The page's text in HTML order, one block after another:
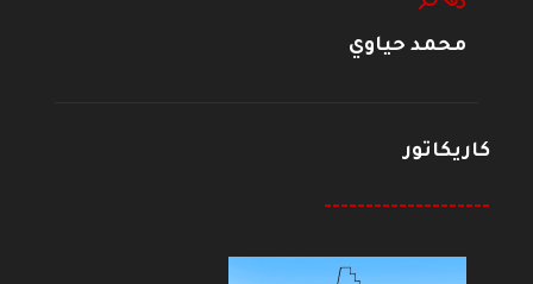
محمد حياوي
كاريكاتور
--------------------